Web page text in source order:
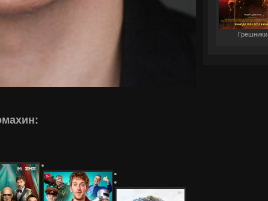
Грешники